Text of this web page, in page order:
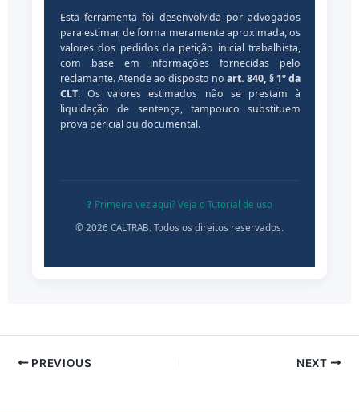
Esta ferramenta foi desenvolvida por advogados
para estimar, de forma meramente aproximada, os
valores dos pedidos da petição inicial trabalhista,
com base em informações fornecidas pelo
reclamante. Atende ao disposto no art. 840, § 1º da
CLT. Os valores estimados não se prestam à
liquidação de sentença, tampouco substituem
prova pericial ou documental.
❓ Primeira vez aqui? Veja o Tutorial de uso
© 2026 CALTRAB. Todos os direitos reservados.
PREVIOUS NEXT